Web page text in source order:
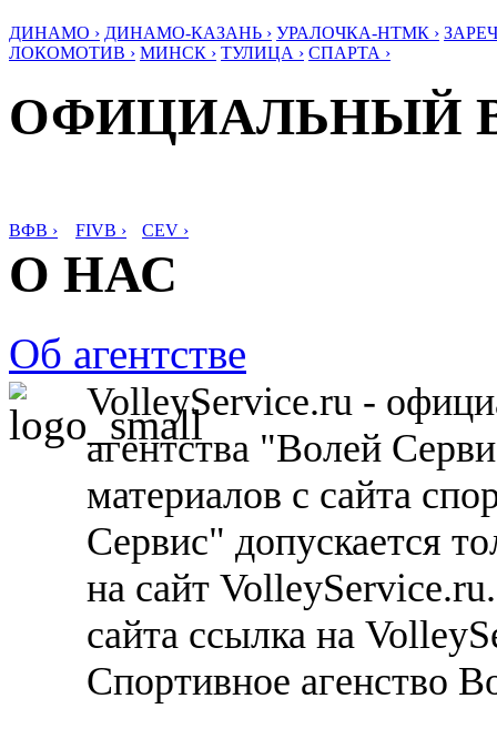
ДИНАМО › ДИНАМО-КАЗАНЬ › УРАЛОЧКА-НТМК ›
ЛОКОМОТИВ › МИНСК › ТУЛИЦА › СПАРТА ›
ОФИЦИАЛЬНЫЙ
ВФВ › FIVB › CEV ›
О НАС
Об агентстве
VolleyService.ru -
агентства "Волей
материалов с сайта
Сервис" допускается
на сайт
сайта ссылка на
Спортивное агенство